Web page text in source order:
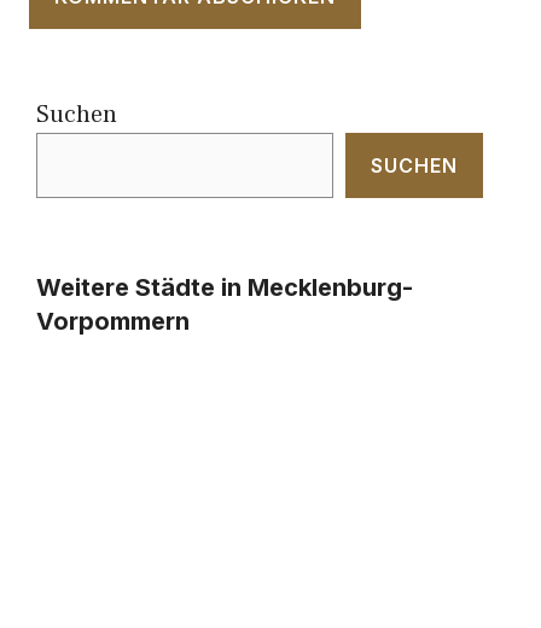
Suchen
SUCHEN
Weitere Städte in Mecklenburg-
Vorpommern